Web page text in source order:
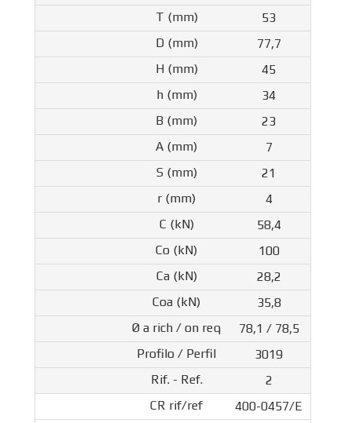
53
77,7
45
34
23
7
21
4
58,4
100
28,2
35,8
78,1 / 78,5
3019
2
400-0457/E